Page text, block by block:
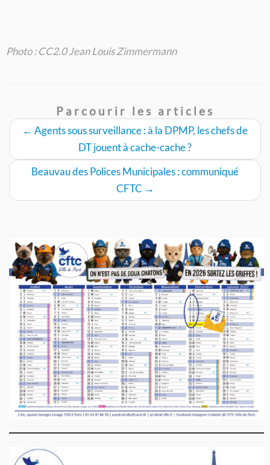
Photo : CC2.0 Jean Louis Zimmermann
Parcourir les articles
← Agents sous surveillance : à la DPMP, les chefs de
DT jouent à cache-cache ?
Beauvau des Polices Municipales : communiqué
CFTC →